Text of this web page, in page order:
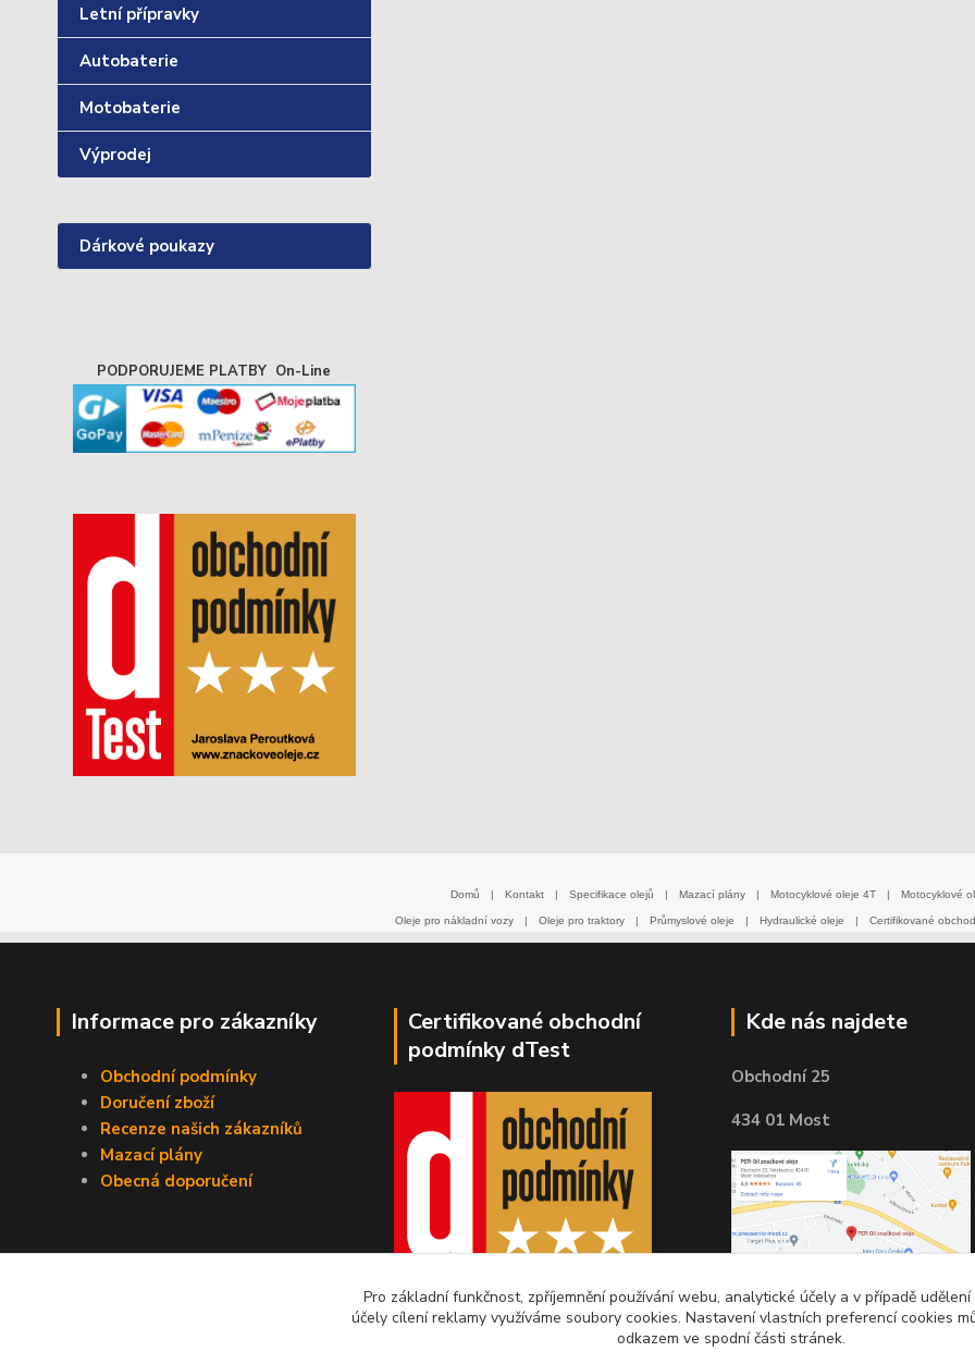
Letní přípravky
Autobaterie
Motobaterie
Výprodej
Dárkové poukazy
PODPORUJEME PLATBY On-Line
Domů | Kontakt | Specifikace olejů | Mazací plány | Motocyklové oleje 4T | Motocyklové
Oleje pro nákladní vozy | Oleje pro traktory | Průmyslové oleje | Hydraulické oleje | Certifikované
Informace pro zákazníky
Obchodní podmínky
Doručení zboží
Recenze našich zákazníků
Mazací plány
Obecná doporučení
Certifikované obchodní
podmínky dTest
Kde nás najdete
Obchodní 25
434 01 Most
Pro základní funkčnost, zpříjemnění používání webu, analytické účely a v případě
účely cílení reklamy využíváme soubory cookies. Nastavení vlastních preferencí cookies
odkazem ve spodní části stránek.